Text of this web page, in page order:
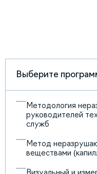
Выберите
Методология
руководителей
служб
Метод
веществами
Визуальный и